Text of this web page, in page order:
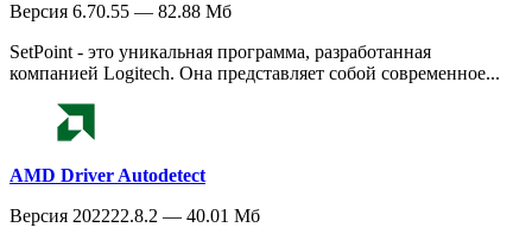
Версия 6.70.55 — 82.88 Мб
SetPoint - это уникальная программа, разработанная
компанией Logitech. Она представляет собой современное...
AMD Driver Autodetect
Версия 202222.8.2 — 40.01 Мб